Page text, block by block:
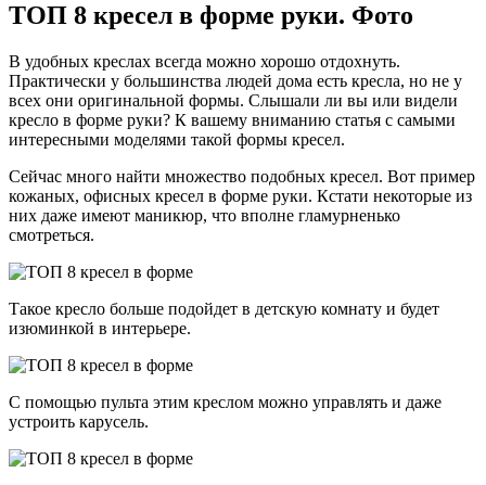
ТОП 8 кресел в форме руки. Фото
В удобных креслах всегда можно хорошо отдохнуть.
Практически у большинства людей дома есть кресла, но не у
всех они оригинальной формы. Слышали ли вы или видели
кресло в форме руки? К вашему вниманию статья с самыми
интересными моделями такой формы кресел.
Сейчас много найти множество подобных кресел. Вот пример
кожаных, офисных кресел в форме руки. Кстати некоторые из
них даже имеют маникюр, что вполне гламурненько
смотреться.
Такое кресло больше подойдет в детскую комнату и будет
изюминкой в интерьере.
С помощью пульта этим креслом можно управлять и даже
устроить карусель.